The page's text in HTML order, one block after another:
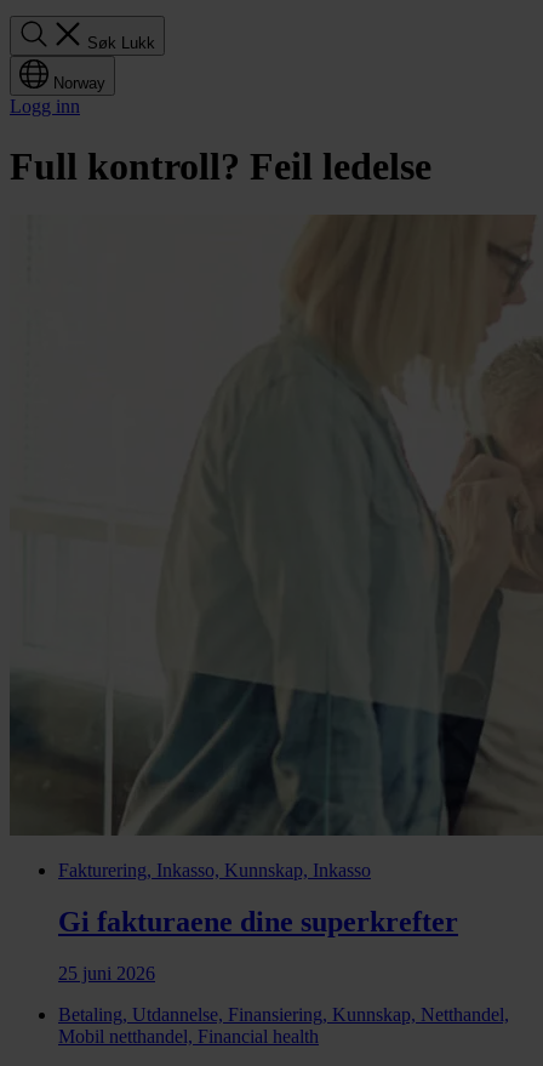
Søk Lukk
Norway
Logg inn
Full kontroll? Feil ledelse
Fakturering, Inkasso, Kunnskap, Inkasso
Gi fakturaene dine superkrefter
25 juni 2026
Betaling, Utdannelse, Finansiering, Kunnskap, Netthandel,
Mobil netthandel, Financial health